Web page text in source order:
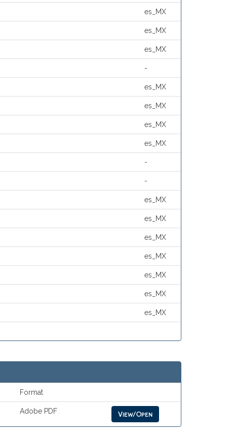
es_MX
es_MX
es_MX
-
es_MX
es_MX
es_MX
es_MX
-
-
es_MX
es_MX
es_MX
es_MX
es_MX
es_MX
es_MX
Format
Adobe PDF View/Open